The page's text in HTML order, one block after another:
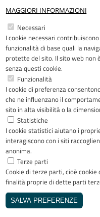
MAGGIORI INFORMAZIONI
Necessari
I cookie necessari
funzionalità di base quali la
protette del sito. Il sito web non
senza questi cookie.
Funzionalità
I cookie di preferenza
che ne influenzano il
sito in alta visibilità o la
Statistiche
I cookie statistici aiutano i
interagiscono con i siti
anonima.
Terze parti
Cookie di terze parti, cioè
finalità proprie di dette parti
SALVA PREFERENZE
Copyright ©
Giovanni XXIII -
Bergamo - Tutti i